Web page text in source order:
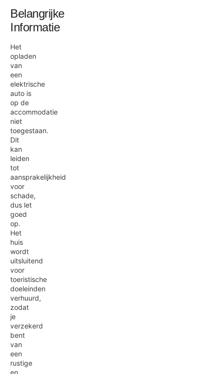
Belangrijke
Informatie
Het
opladen
van
een
elektrische
auto is
op de
accommodatie
niet
toegestaan.
Dit
kan
leiden
tot
aansprakelijkheid
voor
schade,
dus let
goed
op.
Het
huis
wordt
uitsluitend
voor
toeristische
doeleinden
verhuurd,
zodat
je
verzekerd
bent
van
een
rustige
en